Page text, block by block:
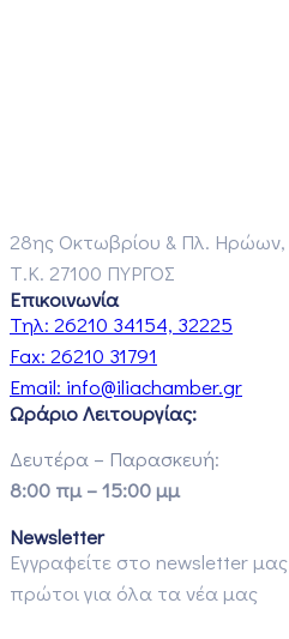
28ης Οκτωβρίου & Πλ. Ηρώων,
Τ.Κ. 27100 ΠΥΡΓΟΣ
Επικοινωνία
Τηλ: 26210 34154, 32225
Fax: 26210 31791
Email: info@iliachamber.gr
Ωράριο Λειτουργίας:
Δευτέρα – Παρασκευή:
8:00 πμ – 15:00 μμ
Newsletter
Εγγραφείτε στο newsletter
πρώτοι για όλα τα νέα μας